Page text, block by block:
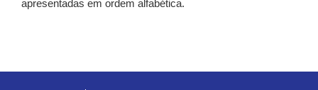
apresentadas em ordem alfabética.